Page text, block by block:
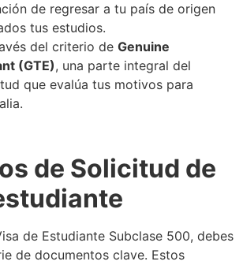
de regresar a tu país de origen
tus estudios.
del criterio de Genuine
(GTE), una parte integral del
que evalúa tus motivos para
de Solicitud de
de Estudiante Subclase 500, debes
de documentos clave. Estos